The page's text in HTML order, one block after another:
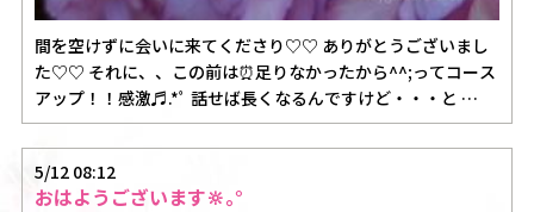
間を空けずに会いに来てくださり♡♡ ありがとうございまし
た♡♡ それに、、この前は⏰足りなかったから^^;ってコース
アップ！！感激♬.*ﾟ 話せば長くなるんですけど・・・と …
5/12 08:12
おはようございます🔆｡°